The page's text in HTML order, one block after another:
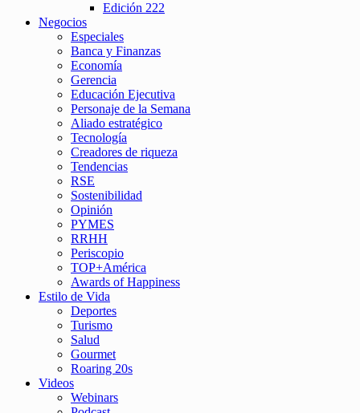
Edición 222
Negocios
Especiales
Banca y Finanzas
Economía
Gerencia
Educación Ejecutiva
Personaje de la Semana
Aliado estratégico
Tecnología
Creadores de riqueza
Tendencias
RSE
Sostenibilidad
Opinión
PYMES
RRHH
Periscopio
TOP+América
Awards of Happiness
Estilo de Vida
Deportes
Turismo
Salud
Gourmet
Roaring 20s
Videos
Webinars